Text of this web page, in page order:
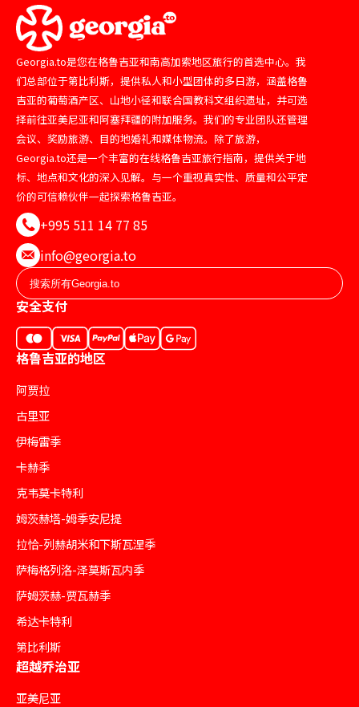
Georgia.to是您在格鲁吉亚和南高加索地区旅行的首选中心。我
们总部位于第比利斯，提供私人和小型团体的多日游，涵盖格鲁
吉亚的葡萄酒产区、山地小径和联合国教科文组织遗址，并可选
择前往亚美尼亚和阿塞拜疆的附加服务。我们的专业团队还管理
会议、奖励旅游、目的地婚礼和媒体物流。除了旅游，
Georgia.to还是一个丰富的在线格鲁吉亚旅行指南，提供关于地
标、地点和文化的深入见解。与一个重视真实性、质量和公平定
价的可信赖伙伴一起探索格鲁吉亚。
+995 511 14 77 85
info@georgia.to
安全支付
格鲁吉亚的地区
阿贾拉
古里亚
伊梅雷季
卡赫季
克韦莫卡特利
姆茨赫塔-姆季安尼提
拉恰-列赫胡米和下斯瓦涅季
萨梅格列洛-泽莫斯瓦内季
萨姆茨赫-贾瓦赫季
希达卡特利
第比利斯
超越乔治亚
亚美尼亚